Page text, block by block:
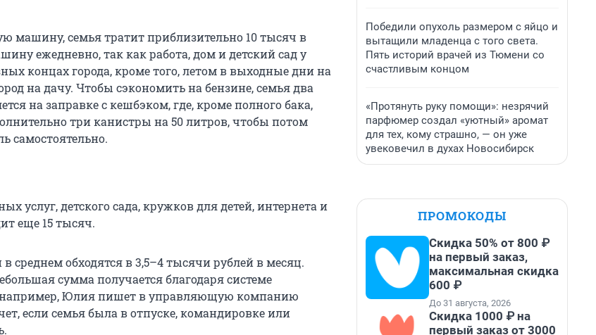
машину, семья тратит приблизительно 10 тысяч в
ежедневно, так как работа, дом и детский сад у
концах города, кроме того, летом в выходные дни на
на дачу. Чтобы сэкономить на бензине, семья два
на заправке с кешбэком, где, кроме полного бака,
три канистры на 50 литров, чтобы потом
самостоятельно.
услуг, детского сада, кружков для детей, интернета и
еще 15 тысяч.
среднем обходятся в 3,5–4 тысячи рублей в месяц.
сумма получается благодаря системе
Юлия пишет в управляющую компанию
если семья была в отпуске, командировке или
Победили опухоль размером с яйцо и
вытащили младенца с того света.
Пять историй врачей из Тюмени со
счастливым концом
«Протянуть руку помощи»: незрячий
парфюмер создал «уютный» аромат
для тех, кому страшно, — он уже
увековечил в духах Новосибирск
ПРОМОКОДЫ
Скидка 50% от 800 ₽
на первый заказ,
максимальная скидка
600 ₽
До 31 августа, 2026
Скидка 1000 ₽ на
первый заказ от 3000